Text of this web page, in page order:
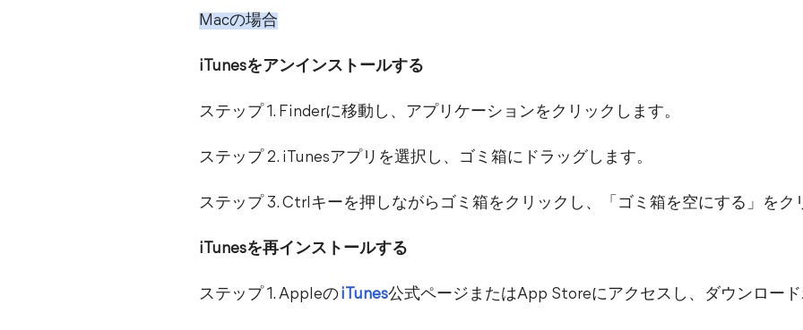
Macの場合
iTunesをアンインストールする
ステップ 1. Finderに移動し、アプリケーションをクリックします。
ステップ 2. iTunesアプリを選択し、ゴミ箱にドラッグします。
ステップ 3. Ctrlキーを押しながらゴミ箱をクリックし、「ゴミ箱を空にする」をク
iTunesを再インストールする
ステップ 1. AppleのiTunes公式ページまたはApp Storeにアクセスし、ダウンロード